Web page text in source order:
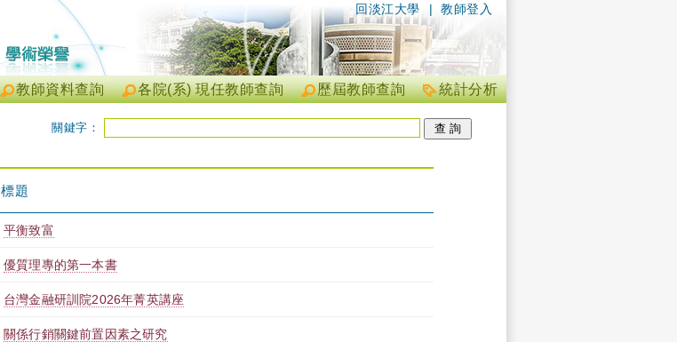
| 教師登入
回淡江大學
統計分析
歷屆教師查詢
各院(系) 現任教師查詢
教師資料查詢
關鍵字：
標題
平衡致富
優質理專的第一本書
台灣金融研訓院2026年菁英講座
關係行銷關鍵前置因素之研究